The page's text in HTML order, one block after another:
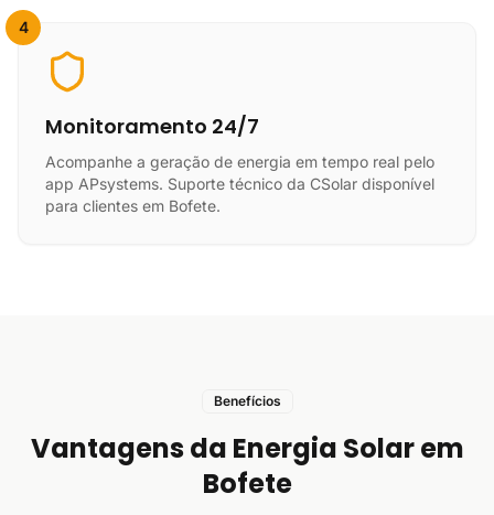
4
Monitoramento 24/7
Acompanhe a geração de energia em tempo real pelo
app APsystems. Suporte técnico da CSolar disponível
para clientes em Bofete.
Benefícios
Vantagens da Energia Solar em
Bofete